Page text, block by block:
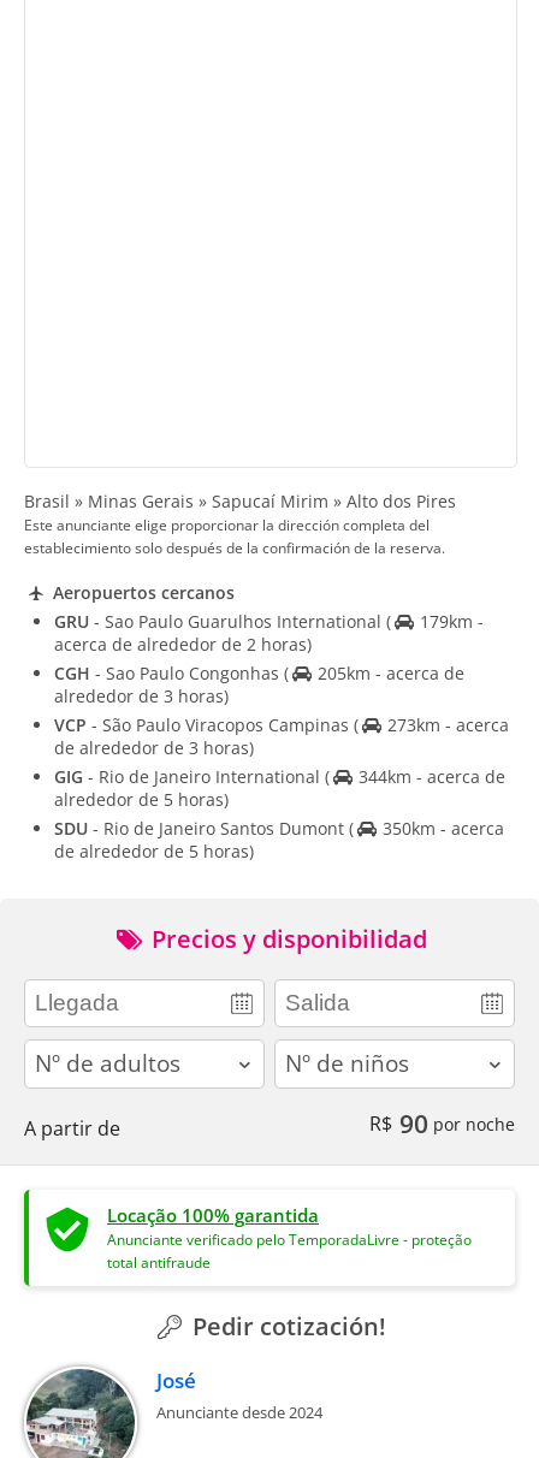
Brasil » Minas Gerais » Sapucaí Mirim » Alto dos Pires
Este anunciante elige proporcionar la dirección completa del
establecimiento solo después de la confirmación de la reserva.
Aeropuertos cercanos
GRU - Sao Paulo Guarulhos International (
179km -
acerca de alrededor de 2 horas)
CGH - Sao Paulo Congonhas (
205km - acerca de
alrededor de 3 horas)
VCP - São Paulo Viracopos Campinas (
273km - acerca
de alrededor de 3 horas)
GIG - Rio de Janeiro International (
344km - acerca de
alrededor de 5 horas)
SDU - Rio de Janeiro Santos Dumont (
350km - acerca
de alrededor de 5 horas)
Precios y disponibilidad
adults children
A partir de R$ 90 por noche
Locação 100% garantida
Anunciante verificado pelo TemporadaLivre - proteção
total antifraude
Pedir cotización!
José
Anunciante desde 2024